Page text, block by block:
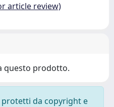
article review)
questo prodotto.
protetti da copyright e